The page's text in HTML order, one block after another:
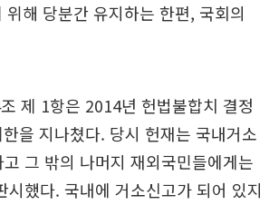
해 당분간 유지하는 한편, 국회의
제 1항은 2014년 헌법불합치 결정
을 지나쳤다. 당시 헌재는 국내거소
그 밖의 나머지 재외국민들에게는
했다. 국내에 거소신고가 되어 있지